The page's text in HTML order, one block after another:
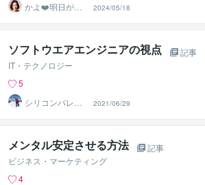
かよ❤️明日が少
し楽しみになる
場所
2024/05/18
ソフトウエアエンジニアの視点
記事
IT・テクノロジー
5
シリコンバレー
スーパーウエア
2021/06/29
メンタル安定させる方法
記事
ビジネス・マーケティング
4